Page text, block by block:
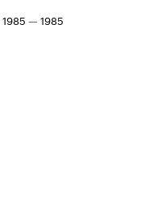
1985 — 1985